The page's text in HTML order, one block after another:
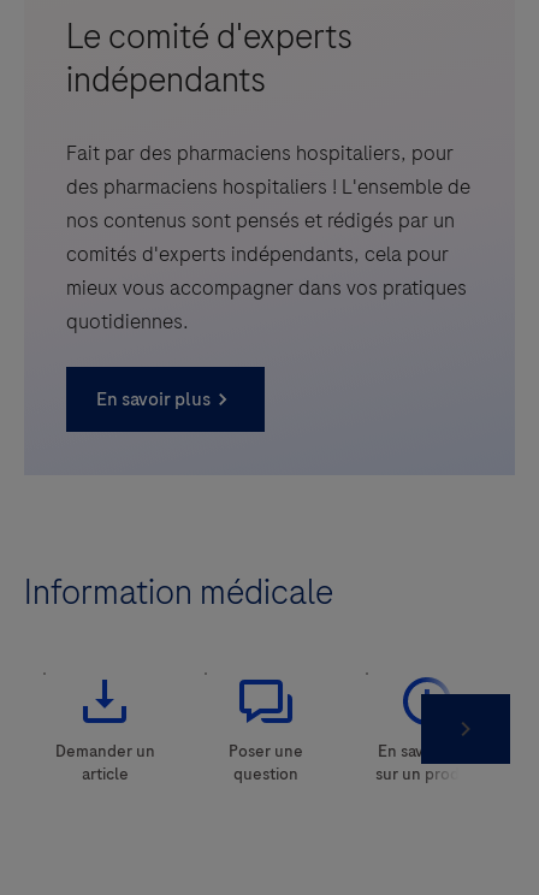
Le comité d'experts
indépendants
Fait par des pharmaciens hospitaliers, pour
des pharmaciens hospitaliers ! L'ensemble de
nos contenus sont pensés et rédigés par un
comités d'experts indépendants, cela pour
mieux vous accompagner dans vos pratiques
quotidiennes.
En savoir plus
Information médicale